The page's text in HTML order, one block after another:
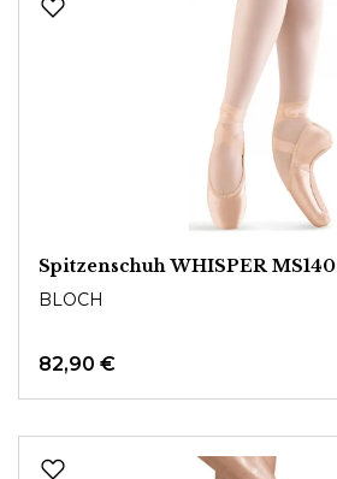
Spitzenschuh WHISPER MS140
BLOCH
82,90 €